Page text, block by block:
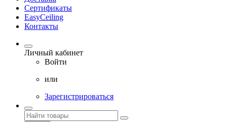
Cертификаты
EasyCeiling
Контакты
Личный кабинет
Войти
или
Зарегистрироваться